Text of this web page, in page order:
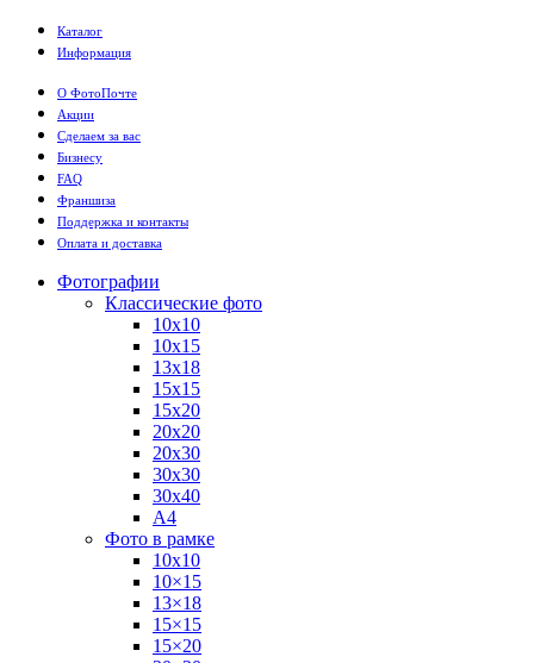
Каталог
Информация
О ФотоПочте
Акции
Сделаем за вас
Бизнесу
FAQ
Франшиза
Поддержка и контакты
Оплата и доставка
Фотографии
Классические фото
10х10
10х15
13х18
15х15
15х20
20х20
20х30
30х30
30х40
А4
Фото в рамке
10х10
10×15
13×18
15×15
15×20